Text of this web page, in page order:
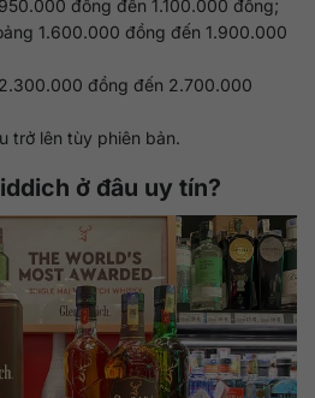
đồng đến 1.100.000 đồng;
1.600.000 đồng đến 1.900.000
đồng đến 2.700.000
trở lên tùy phiên bản.
ở đâu uy tín?